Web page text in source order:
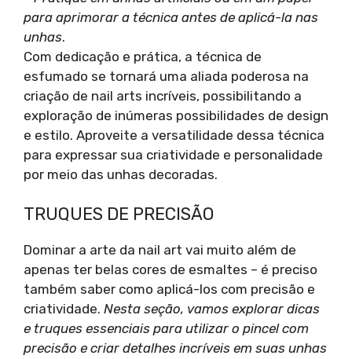
para aprimorar a técnica antes de aplicá-la nas
unhas.
Com dedicação e prática, a técnica de
esfumado se tornará uma aliada poderosa na
criação de nail arts incríveis, possibilitando a
exploração de inúmeras possibilidades de design
e estilo. Aproveite a versatilidade dessa técnica
para expressar sua criatividade e personalidade
por meio das unhas decoradas.
TRUQUES DE PRECISÃO
Dominar a arte da nail art vai muito além de
apenas ter belas cores de esmaltes – é preciso
também saber como aplicá-los com precisão e
criatividade. Nesta seção, vamos explorar dicas
e truques essenciais para utilizar o pincel com
precisão e criar detalhes incríveis em suas unhas